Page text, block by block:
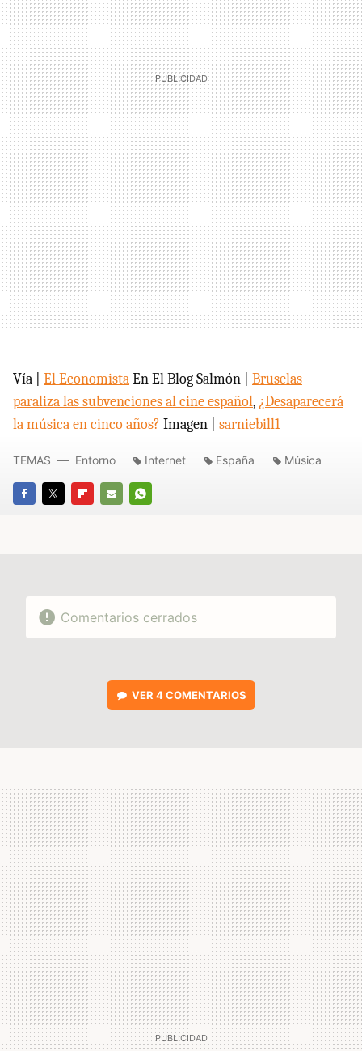
Vía | El EconomistaEn El Blog Salmón | Bruselas
paraliza las subvenciones al cine español, ¿Desaparecerá
la música en cinco años? Imagen | sarniebill1
FACEBOOK
TWITTERFLIPBOARD
E-
WHATSAPP
TEMAS Entorno Internet España Música
Comentarios cerrados
VER 4 COMENTARIOS